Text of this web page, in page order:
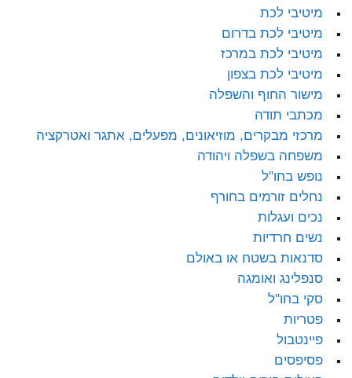
מיטיבי לכת
מיטיבי לכת בדרום
מיטיבי לכת במרכז
מיטיבי לכת בצפון
מישור החוף והשפלה
מכתבי תודה
מרכזי מבקרים, מוזיאונים, מפעלים, אתגר ואטרקציה
משפחה בשפלה ויהודה
נופש בחו"ל
נחלים זורמים בחורף
נכים ועגלות
נשים חרדיות
סדנאות בשטח או באולם
סנפלינג ואומגה
סקי בחו"ל
פטריות
פיינטבול
פסיפסים